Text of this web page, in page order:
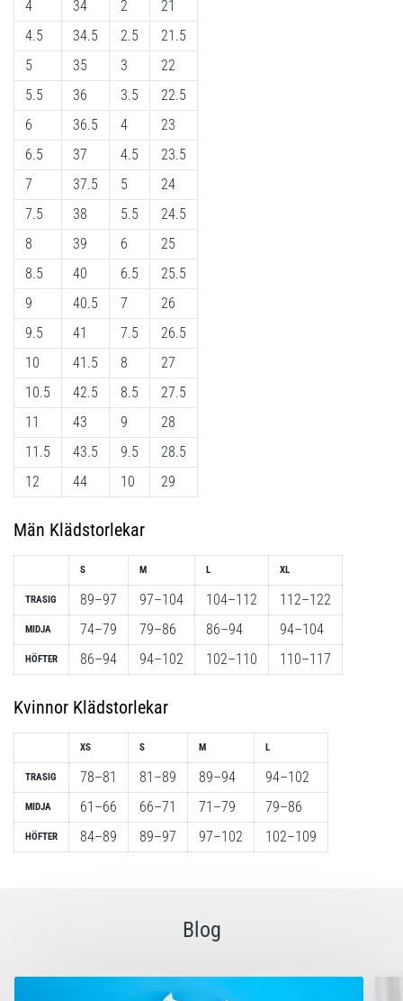
4
4.5
5
5.5
6
6.5
7
7.5
8
8.5
9
9.5
10
10.5
11
11.5
12
34
34.5
35
36
36.5
37
37.5
38
39
40
40.5
41
41.5
42.5
43
43.5
44
2
2.5
3
3.5
4
4.5
5
5.5
6
6.5
7
7.5
8
8.5
9
9.5
10
21
21.5
22
22.5
23
23.5
24
24.5
25
25.5
26
26.5
27
27.5
28
28.5
29
Män Klädstorlekar
S M L XL
TRASIG 89–97 97–104 104–112 112–122
MIDJA 74–79 79–86 86–94 94–104
HÖFTER 86–94 94–102 102–110 110–117
Kvinnor Klädstorlekar
XS S M L
TRASIG 78–81 81–89 89–94 94–102
MIDJA 61–66 66–71 71–79 79–86
HÖFTER 84–89 89–97 97–102 102–109
Blog